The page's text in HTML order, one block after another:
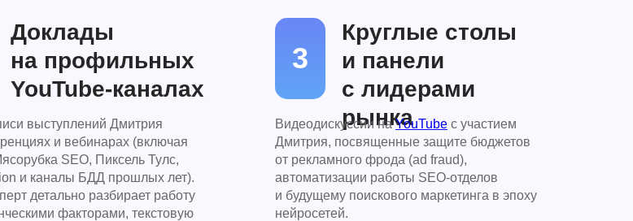
Круглые столы
и панели
с лидерами
рынка
Видеодискуссии наYouTube с участием
Дмитрия, посвященные защите бюджетов
от рекламного фрода (ad fraud),
автоматизации работы SEO-отделов
и будущему поискового маркетинга в эпоху
нейросетей.
3
Доклады
на профильных
YouTube-каналах
выступлений Дмитрия
и вебинарах (включая
SEO, Пиксель Тулс,
и каналы БДД прошлых лет).
детально разбирает работу
факторами, текстовую